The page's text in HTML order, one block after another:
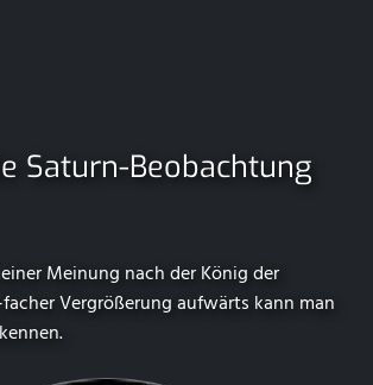
Saturn-Beobachtung
Meinung nach der König der
Vergrößerung aufwärts kann man